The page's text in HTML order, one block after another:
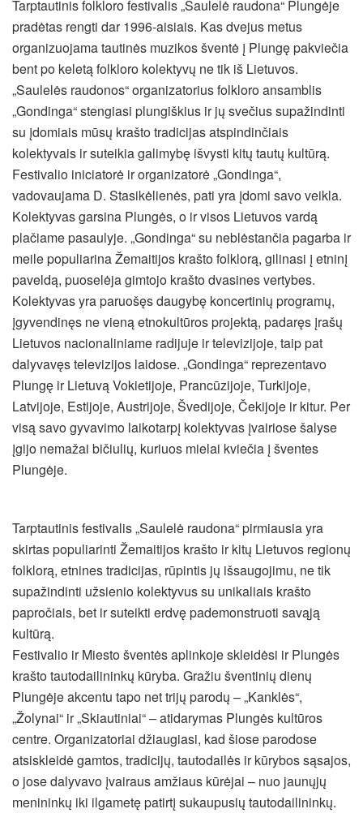
Tarptautinis folkloro festivalis „Saulelė raudona“ Plungėje
pradėtas rengti dar 1996-aisiais. Kas dvejus metus
organizuojama tautinės muzikos šventė į Plungę pakviečia
bent po keletą folkloro kolektyvų ne tik iš Lietuvos.
„Saulelės raudonos“ organizatorius folkloro ansamblis
„Gondinga“ stengiasi plungiškius ir jų svečius supažindinti
su įdomiais mūsų krašto tradicijas atspindinčiais
kolektyvais ir suteikia galimybę išvysti kitų tautų kultūrą.
Festivalio iniciatorė ir organizatorė „Gondinga“,
vadovaujama D. Stasikėlienės, pati yra įdomi savo veikla.
Kolektyvas garsina Plungės, o ir visos Lietuvos vardą
plačiame pasaulyje. „Gondinga“ su neblėstančia pagarba ir
meile populiarina Žemaitijos krašto folklorą, gilinasi į etninį
paveldą, puoselėja gimtojo krašto dvasines vertybes.
Kolektyvas yra paruošęs daugybę koncertinių programų,
įgyvendinęs ne vieną etnokultūros projektą, padaręs įrašų
Lietuvos nacionaliniame radijuje ir televizijoje, taip pat
dalyvavęs televizijos laidose. „Gondinga“ reprezentavo
Plungę ir Lietuvą Vokietijoje, Prancūzijoje, Turkijoje,
Latvijoje, Estijoje, Austrijoje, Švedijoje, Čekijoje ir kitur. Per
visą savo gyvavimo laikotarpį kolektyvas įvairiose šalyse
įgijo nemažai bičiulių, kuriuos mielai kviečia į šventes
Plungėje.
Tarptautinis festivalis „Saulelė raudona“ pirmiausia yra
skirtas populiarinti Žemaitijos krašto ir kitų Lietuvos regionų
folklorą, etnines tradicijas, rūpintis jų išsaugojimu, ne tik
supažindinti užsienio kolektyvus su unikaliais krašto
papročiais, bet ir suteikti erdvę pademonstruoti savąją
kultūrą.
Festivalio ir Miesto šventės aplinkoje skleidėsi ir Plungės
krašto tautodailininkų kūryba. Gražiu šventinių dienų
Plungėje akcentu tapo net trijų parodų – „Kanklės“,
„Žolynai“ ir „Skiautiniai“ – atidarymas Plungės kultūros
centre. Organizatoriai džiaugiasi, kad šiose parodose
atsiskleidė gamtos, tradicijų, tautodailės ir kūrybos sąsajos,
o jose dalyvavo įvairaus amžiaus kūrėjai – nuo jaunųjų
menininkų iki ilgametę patirtį sukaupusių tautodailininkų.